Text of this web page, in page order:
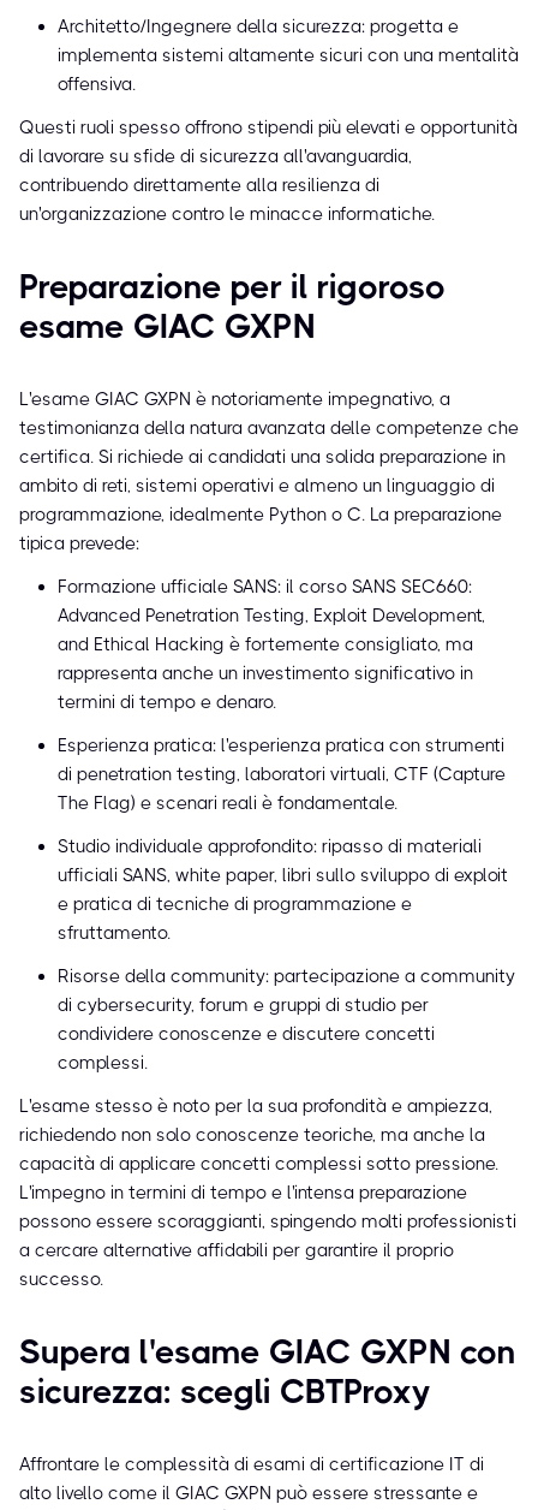
Architetto/Ingegnere della sicurezza: progetta e
implementa sistemi altamente sicuri con una mentalità
offensiva.
Questi ruoli spesso offrono stipendi più elevati e opportunità
di lavorare su sfide di sicurezza all'avanguardia,
contribuendo direttamente alla resilienza di
un'organizzazione contro le minacce informatiche.
Preparazione per il rigoroso
esame GIAC GXPN
L'esame GIAC GXPN è notoriamente impegnativo, a
testimonianza della natura avanzata delle competenze che
certifica. Si richiede ai candidati una solida preparazione in
ambito di reti, sistemi operativi e almeno un linguaggio di
programmazione, idealmente Python o C. La preparazione
tipica prevede:
Formazione ufficiale SANS: il corso SANS SEC660:
Advanced Penetration Testing, Exploit Development,
and Ethical Hacking è fortemente consigliato, ma
rappresenta anche un investimento significativo in
termini di tempo e denaro.
Esperienza pratica: l'esperienza pratica con strumenti
di penetration testing, laboratori virtuali, CTF (Capture
The Flag) e scenari reali è fondamentale.
Studio individuale approfondito: ripasso di materiali
ufficiali SANS, white paper, libri sullo sviluppo di exploit
e pratica di tecniche di programmazione e
sfruttamento.
Risorse della community: partecipazione a community
di cybersecurity, forum e gruppi di studio per
condividere conoscenze e discutere concetti
complessi.
L'esame stesso è noto per la sua profondità e ampiezza,
richiedendo non solo conoscenze teoriche, ma anche la
capacità di applicare concetti complessi sotto pressione.
L'impegno in termini di tempo e l'intensa preparazione
possono essere scoraggianti, spingendo molti professionisti
a cercare alternative affidabili per garantire il proprio
successo.
Supera l'esame GIAC GXPN con
sicurezza: scegli CBTProxy
Affrontare le complessità di esami di certificazione IT di
alto livello come il GIAC GXPN può essere stressante e